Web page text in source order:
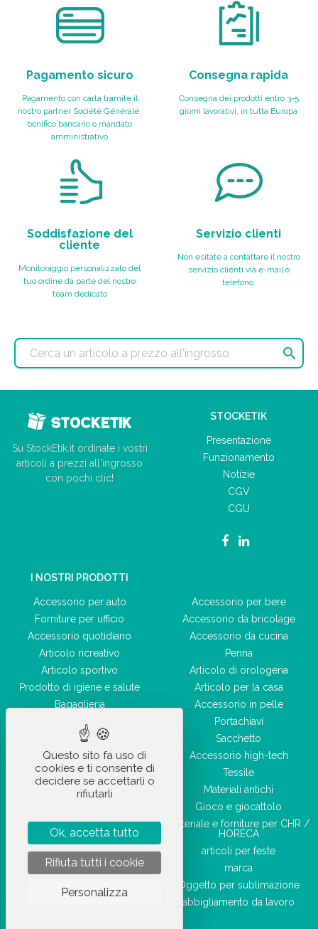
Pagamento sicuro
Pagamento con carta tramite il
nostro partner Société Générale,
bonifico bancario o mandato
amministrativo
Consegna rapida
Consegna dei prodotti entro 3-5
giorni lavorativi, in tutta Europa
Soddisfazione del
cliente
Monitoraggio personalizzato del
tuo ordine da parte del nostro
team dedicato
Servizio clienti
Non esitate a contattare il nostro
servizio clienti via e-mail o
telefono.

Su StockEtik.it ordinate i vostri
articoli a prezzi all'ingrosso
con pochi clic!
STOCKETIK
Presentazione
Funzionamento
Notizie
CGV
CGU
I NOSTRI PRODOTTI
Accessorio per auto
Forniture per ufficio
Accessorio quotidiano
Articolo ricreativo
Articolo sportivo
Prodotto di igiene e salute
Bagaglieria
Accessorio per bere
Accessorio da bricolage
Accessorio da cucina
Penna
Articolo di orologeria
Articolo per la casa
Accessorio in pelle
Portachiavi
Sacchetto
Accessorio high-tech
Tessile
Materiali antichi
Gioco e giocattolo
Materiale e forniture per CHR /
HORECA
articoli per feste
marca
Oggetto per sublimazione
abbigliamento da lavoro
Questo sito fa uso di
cookies e ti consente di
decidere se accettarli o
rifiutarli
Ok, accetta tutto
Rifiuta tutti i cookie
Personalizza